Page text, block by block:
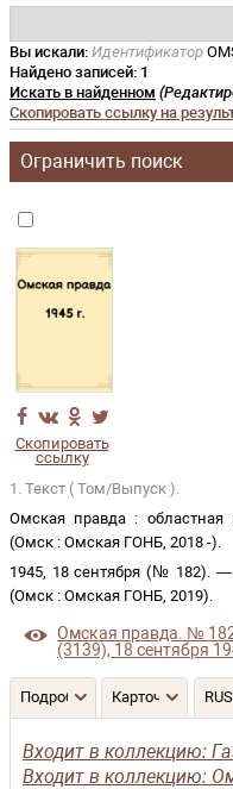
Вы искали: Идентификатор
Найдено записей: 1
Искать в найденном
Скопировать ссылку на
Ограничить поиск
Скопировать
ссылку
1. Текст ( Том/Выпуск ).
Омская правда : областная
(Омск : Омская ГОНБ, 2018 -).
1945, 18 сентября (№ 182). —
(Омск : Омская ГОНБ, 2019).
Омская правда. №
(3139), 18 сентября
Подробнее Карточка
Входит в коллекцию:
Входит в коллекцию: